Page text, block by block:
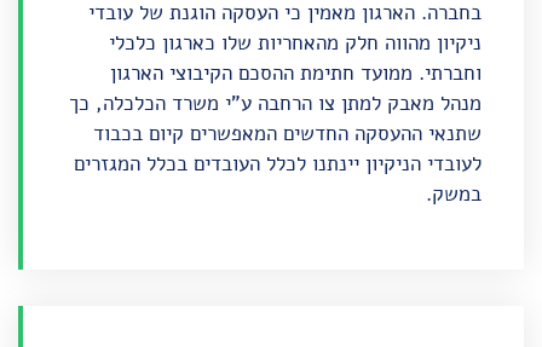
בחברה. הארגון מאמין כי העסקה הוגנת של עובדי
ניקיון מהווה חלק מהאחריות שלו כארגון כלכלי
וחברתי. ממועד חתימת ההסכם הקיבוצי הארגון
מנהל מאבק למתן צו הרחבה ע"י משרד הכלכלה, כך
שתנאי ההעסקה החדשים המאפשרים קיום בכבוד
לעובדי הניקיון יינתנו לכלל העובדים בכלל המגזרים
במשק.